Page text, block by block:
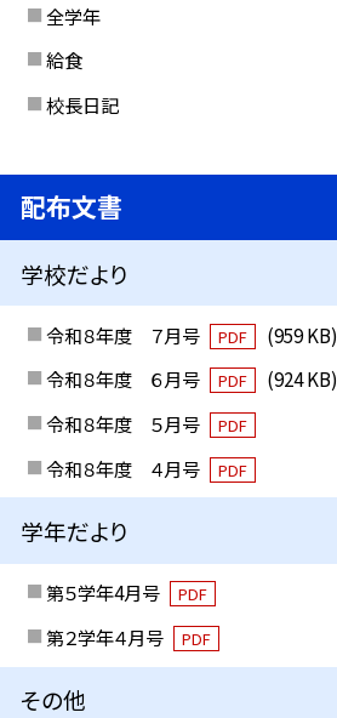
全学年
給食
校長日記
配布文書
学校だより
令和８年度 ７月号 PDF
(959 KB)
令和８年度 ６月号
PDF
(924 KB)
令和８年度 ５月号
PDF
令和８年度 ４月号 PDF
学年だより
第５学年4月号 PDF
第２学年４月号 PDF
その他